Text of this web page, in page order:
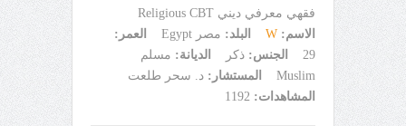
فقهي معرفي ديني Religious CBT
الاسم: W البلد: مصر Egypt
العمر:
29
الجنس: ذكر الديانة: مسلم
Muslim
المستشار: د. سحر طلعت
المشاهدات: 1192